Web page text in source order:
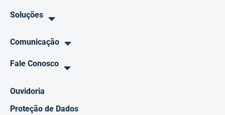
Soluções
Comunicação
Fale Conosco
Ouvidoria
Proteção de Dados